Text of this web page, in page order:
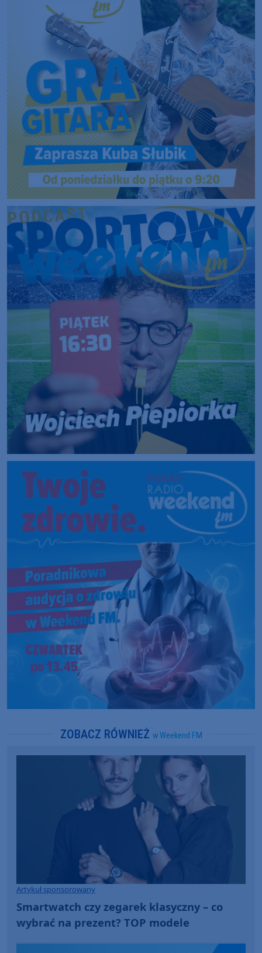
ZOBACZ RÓWNIEŻ w Weekend FM
Artykuł sponsorowany
Smartwatch czy zegarek klasyczny – co
wybrać na prezent? TOP modele